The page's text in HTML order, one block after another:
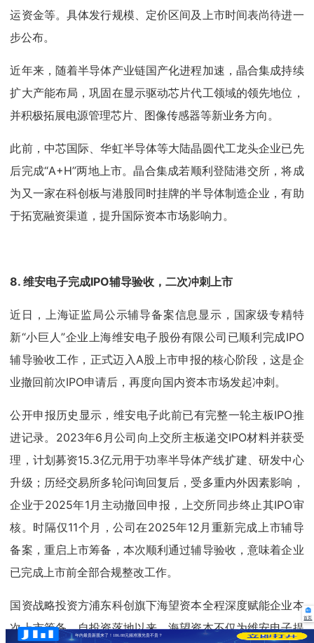
运资金等。具体发行规模、定价区间及上市时间表尚待进一
步公布。
近年来，随着半导体产业链国产化进程加速，晶合集成持续
扩大产能布局，巩固在显示驱动芯片代工领域的领先地位，
并积极拓展电源管理芯片、图像传感器等新业务方向。
此前，中芯国际、华虹半导体等大陆晶圆代工龙头企业已先
后完成“A+H”两地上市。晶合集成若顺利登陆港交所，将成
为又一家在科创板与港股同时挂牌的半导体制造企业，有助
于拓宽融资渠道，提升国际资本市场影响力。
8. 维安电子完成IPO辅导验收，二次冲刺上市
近日，上海证监局公示辅导备案信息显示，国家级专精特
新“小巨人”企业上海维安电子股份有限公司已顺利完成IPO
辅导验收工作，正式迈入A股上市申报的核心阶段，这是企
业撤回前次IPO申请后，再度向国内资本市场发起冲刺。
公开申报历史显示，维安电子此前已有完整一轮主板IPO推
进记录。2023年6月公司向上交所主板递交IPO材料并获受
理，计划募资15.3亿元用于功率半导体产线扩建、研发中心
升级；历经交易所多轮问询回复后，受多重内外因素影响，
企业于2025年1月主动撤回申报，上交所同步终止其IPO审
核。时隔仅11个月，公司在2025年12月重新完成上市辅导
备案，重启上市筹备，本次顺利通过辅导验收，意味着企业
已完成上市前全部合规整改工作。
国资战略投资方浦东科创旗下海望资本全程深度赋能企业本
次上市筹备。自投资落地以来，海望资本不仅为维安电子提
年内最贵新股来了！186.88元频准激光贵不贵？
首页